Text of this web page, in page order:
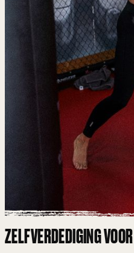
ZELFVERDEDIGING